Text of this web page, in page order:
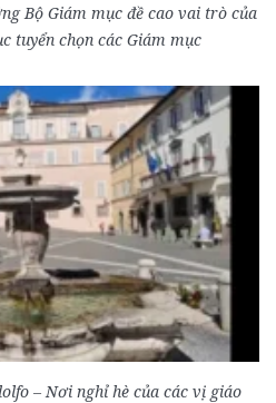
Bộ Giám mục đề cao vai trò của
tuyển chọn các Giám mục
– Nơi nghỉ hè của các vị giáo